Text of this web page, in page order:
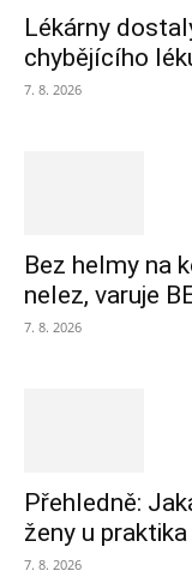
Lékárny
chybějícího
7. 8. 2026
Bez helmy na
nelez, varuje
7. 8. 2026
Přehledně:
ženy u
7. 8. 2026